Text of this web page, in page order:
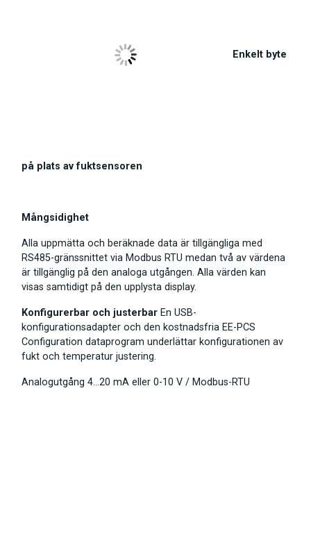
Enkelt byte
på plats av fuktsensoren
Mångsidighet
Alla uppmätta och beräknade data är tillgängliga med
RS485-gränssnittet via Modbus RTU medan två av värdena
är tillgänglig på den analoga utgången. Alla värden kan
visas samtidigt på den upplysta display.
Konfigurerbar och justerbar En USB-
konfigurationsadapter och den kostnadsfria EE-PCS
Configuration dataprogram underlättar konfigurationen av
fukt och temperatur justering.
Analogutgång 4…20 mA eller 0-10 V / Modbus-RTU